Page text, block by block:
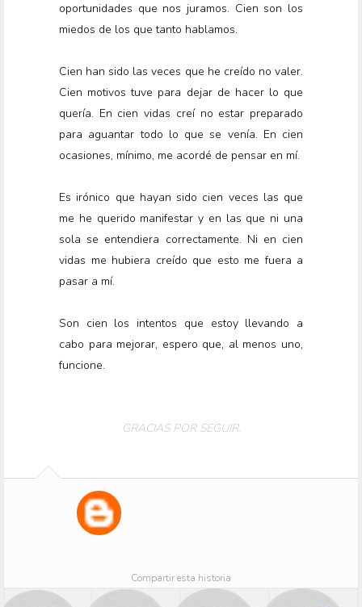
oportunidades que nos juramos. Cien son los
miedos de los que tanto hablamos.
Cien han sido las veces que he creído no valer.
Cien motivos tuve para dejar de hacer lo que
quería. En cien vidas creí no estar preparado
para aguantar todo lo que se venía. En cien
ocasiones, mínimo, me acordé de pensar en mí.
Es irónico que hayan sido cien veces las que
me he querido manifestar y en las que ni una
sola se entendiera correctamente. Ni en cien
vidas me hubiera creído que esto me fuera a
pasar a mí.
Son cien los intentos que estoy llevando a
cabo para mejorar, espero que, al menos uno,
funcione.
GRACIAS POR SEGUIR.
Compartir esta historia